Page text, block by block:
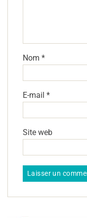
Nom *
E-mail *
Site web